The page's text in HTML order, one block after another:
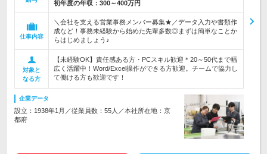
初年度の年収： 300～400万円
仕事内容
＼会社を支える営業事務メンバー募集★／データ入力や書類作
成など！事務未経験から始めた先輩多数◎まずは簡単なことか
らはじめましょう♪
対象と
なる方
【未経験OK】責任感ある方・PCスキル歓迎＊20～50代まで幅
広く活躍中！Word/Excel操作ができる方歓迎。チームで協力し
て働ける方も歓迎です！
企業データ
設立：1938年1月／従業員数：55人／本社所在地：京
都府